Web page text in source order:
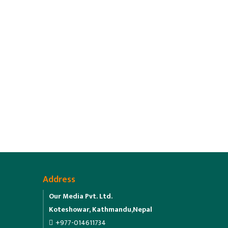
Address
Our Media Pvt. Ltd.
Koteshowar, Kathmandu,Nepal
+977-014611734